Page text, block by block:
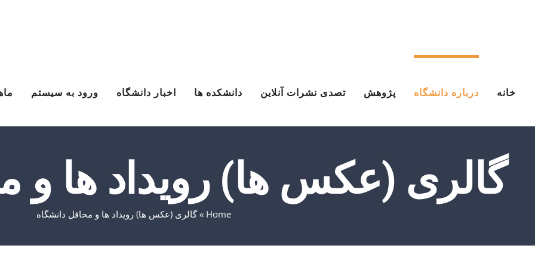
خانه درباره دانشگاه پژوهش تصدی نشرات آنلاین دانشکده ها اخبار دانشگاه ورود به سیستم
گالری (عکس ها) رویداد ها و
Home
»گالری (عکس ها) رویداد ها و محافل دانشگاه